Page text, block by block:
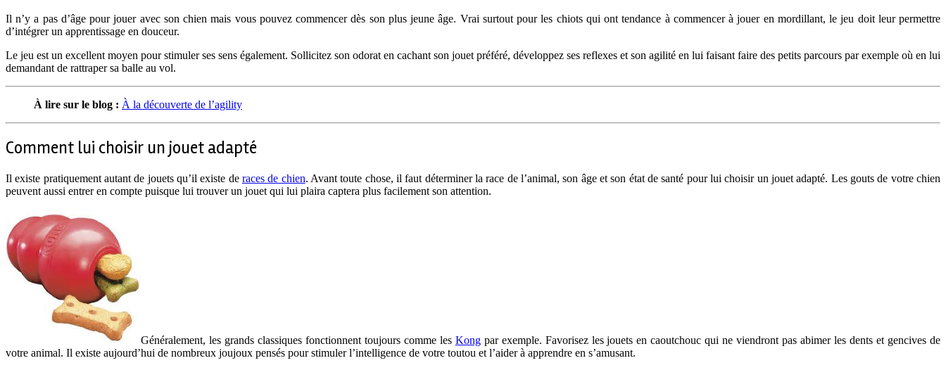
Il n’y a pas d’âge pour jouer avec son chien mais vous pouvez commencer dès son plus jeune âge. Vrai surtout pour les chiots qui ont tendance à commencer à jouer en mordillant, le jeu doit leur permettre
d’intégrer un apprentissage en douceur.
Le jeu est un excellent moyen pour stimuler ses sens également. Sollicitez son odorat en cachant son jouet préféré, développez ses reflexes et son agilité en lui faisant faire des petits parcours par exemple où en lui
demandant de rattraper sa balle au vol.
À lire sur le blog : À la découverte de l’agility
Comment lui choisir un jouet adapté
Il existe pratiquement autant de jouets qu’il existe de races de chien. Avant toute chose, il faut déterminer la race de l’animal, son âge et son état de santé pour lui choisir un jouet adapté. Les gouts de votre chien
peuvent aussi entrer en compte puisque lui trouver un jouet qui lui plaira captera plus facilement son attention.
Généralement, les grands classiques fonctionnent toujours comme les Kongpar exemple. Favorisez les jouets en caoutchouc qui ne viendront pas abimer les dents et gencives de
votre animal. Il existe aujourd’hui de nombreux joujoux pensés pour stimuler l’intelligence de votre toutou et l’aider à apprendre en s’amusant.